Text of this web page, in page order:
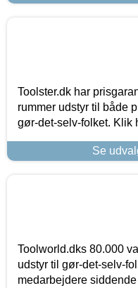
Toolster.dk har
rummer udstyr til både
gør-det-selv-folket. Klik
Se
Toolworld.dks 80.000
udstyr til gør-det-selv-
medarbejdere